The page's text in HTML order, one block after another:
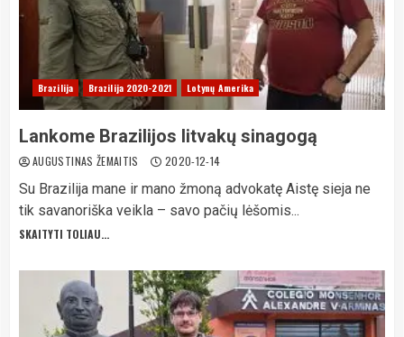
Brazilija Brazilija 2020-2021 Lotynų Amerika
Lankome Brazilijos litvakų sinagogą
AUGUSTINAS ŽEMAITIS 2020-12-14
Su Brazilija mane ir mano žmoną advokatę Aistę sieja ne
tik savanoriška veikla – savo pačių lėšomis...
SKAITYTI TOLIAU...